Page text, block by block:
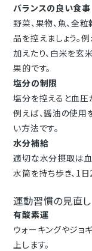
バランスの良い食事
野菜、果物、魚、全
品を控えましょう。
加えたり、白米を玄
果的です。
塩分の制限
塩分を控えると血圧
例えば、醤油の使用
い方法です。
水分補給
適切な水分摂取は血
水筒を持ち歩き、1日
運動習慣の見直し
有酸素運
ウォーキングやジョ
上します。